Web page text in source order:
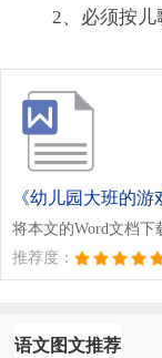
2、必须按儿
《幼儿园大班的游
将本文的Word文档
推荐度：
语文图文推荐